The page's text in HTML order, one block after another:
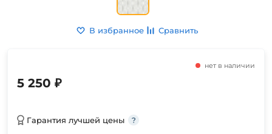
В избранное Сравнить
нет в наличии
5 250 ₽
Гарантия лучшей цены